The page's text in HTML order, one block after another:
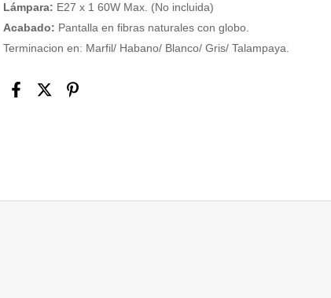
Lámpara: E27 x 1 60W Max. (No incluida)
Acabado: Pantalla en fibras naturales con globo.
Terminacion en: Marfil/ Habano/ Blanco/ Gris/ Talampaya.